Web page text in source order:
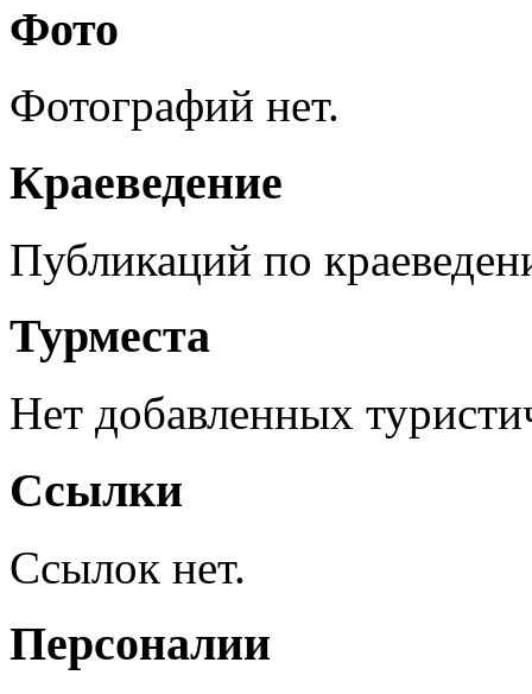
Фото
Фотографий нет.
Краеведение
Публикаций по
Турместа
Нет добавленных
Ссылки
Ссылок нет.
Персоналии